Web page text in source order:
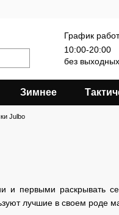
График
10:00-20:00
без выходных
Зимнее
Julbo
первыми раскрывать
лучшие в своем роде